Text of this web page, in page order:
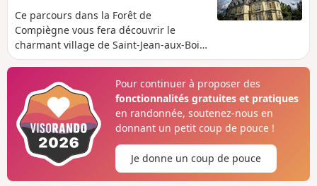
Ce parcours dans la Forêt de
Compiègne vous fera découvrir le
charmant village de Saint-Jean-aux-Bois,
candidat de l'émission "le plus beaux
d'une jolie randonnée facile en forêt, le
village de la Brévière et l'Étang Sainte-
Pérrine.
Pour continuer à proposer des
fonctionnalités gratuites et pratiques
en randonnée, soutenez-nous en
donnant un petit coup de pouce !
Je donne un coup de pouce